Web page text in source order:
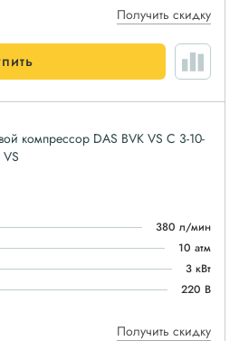
Получить скидку
компрессор DAS BVK VS C 3-10-
380 л/мин
10 атм
3 кВт
220 В
Получить скидку